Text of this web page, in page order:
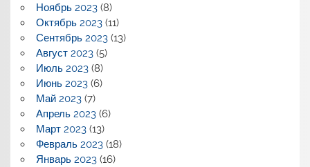
Ноябрь 2023(8)
Октябрь 2023(11)
Сентябрь 2023(13)
Август 2023(5)
Июль 2023(8)
Июнь 2023(6)
Май 2023(7)
Апрель 2023(6)
Март 2023(13)
Февраль 2023(18)
Январь 2023(16)